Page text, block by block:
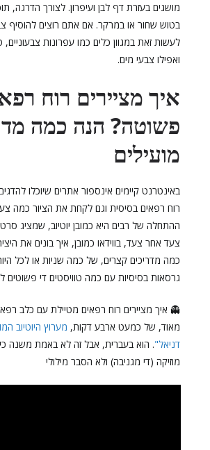
מושגים בעזרת דף לבן ועיפרון. לצורך הדרגה,
בטוש שחור או במרקר. אם אתם רוצים להוסיף
לעשות זאת במגוון כלים כמו עפרונות
ואפילו צבעי מים.
איך מציירים רוח
פשוטה? הנה כמה
מועילים
באינטרנט קיימים אינספור אתרים שיוכלו
רוח רפאים בסיסית וגם לקחת את הציור כמה
ההתחלה של רבים היא כמובן יוטיוב, שמציג
צעד אחר צעד, בווידאו כמובן, איך בונים את
כמה מדריכים קצרים, של כמה שניות או לכל
גרסאות בסיסיות עם כמה טוויסטים די פשוטים
👻 איך מציירים רוח רפאים מטיילת עם כלב
מאוד, של כמעט ארבע דקות, מערוץ היוטיוב
דניאל". הוא בעברית, אבל זה לא באמת משנה כי
מוזיקה (די מגניבה) ולא הסבר מילולי